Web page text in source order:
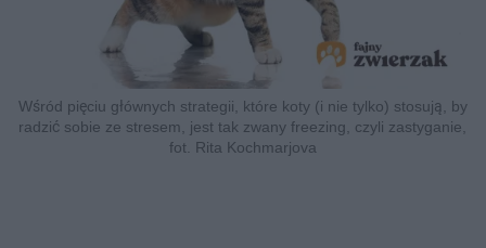
Wśród pięciu głównych strategii, które koty (i nie tylko) stosują, by
radzić sobie ze stresem, jest tak zwany freezing, czyli zastyganie,
fot. Rita Kochmarjova